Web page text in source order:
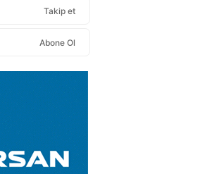
Takip et
Abone Ol